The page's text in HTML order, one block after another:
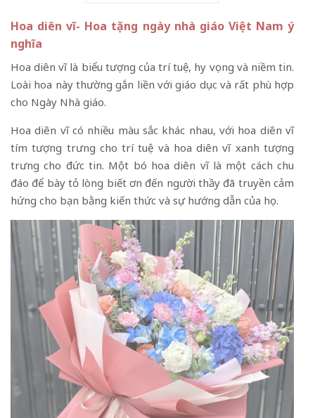
Hoa diên vĩ- Hoa tặng ngày nhà giáo Việt Nam ý
nghĩa
Hoa diên vĩ là biểu tượng của trí tuệ, hy vọng và niềm tin.
Loài hoa này thường gắn liền với giáo dục và rất phù hợp
cho Ngày Nhà giáo.
Hoa diên vĩ có nhiều màu sắc khác nhau, với hoa diên vĩ
tím tượng trưng cho trí tuệ và hoa diên vĩ xanh tượng
trưng cho đức tin. Một bó hoa diên vĩ là một cách chu
đáo để bày tỏ lòng biết ơn đến người thầy đã truyền cảm
hứng cho bạn bằng kiến ​​thức và sự hướng dẫn của họ.